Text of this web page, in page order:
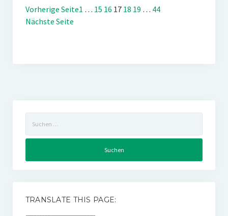
Vorherige Seite1 … 15 16 17 18 19 … 44
Nächste Seite
nach:
TRANSLATE THIS PAGE: